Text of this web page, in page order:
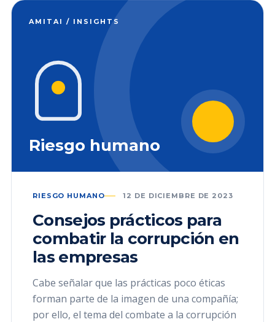
AMITAI / INSIGHTS
Riesgo humano
RIESGO HUMANO 12 DE DICIEMBRE DE 2023
Consejos prácticos para
combatir la corrupción en
las empresas
Cabe señalar que las prácticas poco éticas
forman parte de la imagen de una compañía;
por ello, el tema del combate a la corrupción